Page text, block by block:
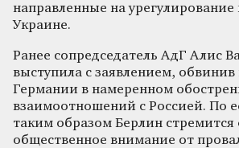
направленные на
Украине.
Ранее сопредседатель АдГ Алис
выступила с заявлением, обвинив
Германии в намеренном
взаимоотношений с Россией. По
таким образом Берлин стремится
общественное внимание от